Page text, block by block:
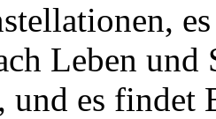
Leben
und es findet